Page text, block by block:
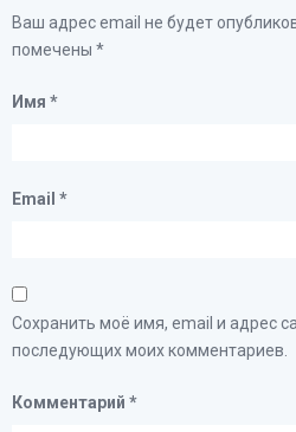
Ваш адрес email не будет
помечены *
Имя *
Email *
Сохранить моё имя, email и адрес
последующих моих комментариев.
Комментарий *